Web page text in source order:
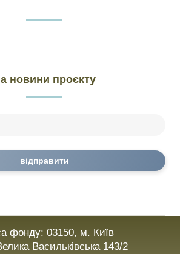
новини проєкту
відправити
фонду: 03150, м. Київ
Васильківська 143/2